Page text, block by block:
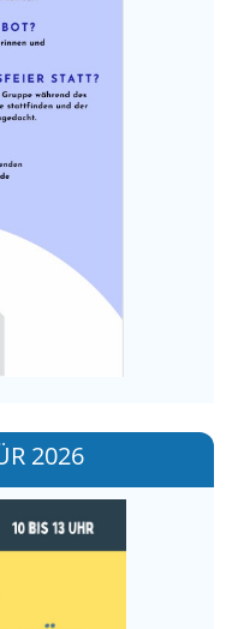
2026